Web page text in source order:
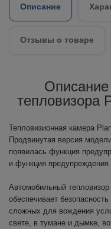
Описание
Отзывы о товаре
тепловизора
Тепловизионная камера
Продвинутая версия
появилась функция
и функция предупреждения
Автомобильный
обеспечивает
сложных для вождения
свете, в тумане и дымке,